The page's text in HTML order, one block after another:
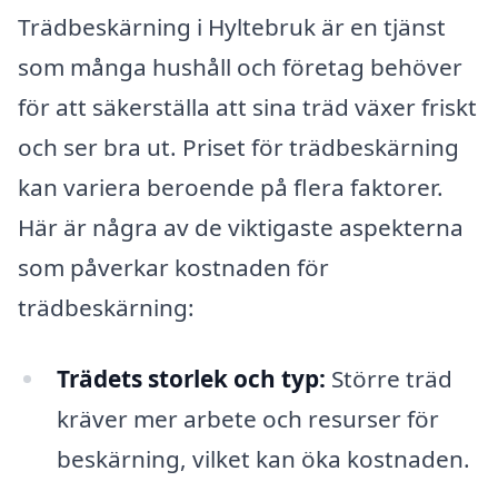
Trädbeskärning i Hyltebruk är en tjänst
som många hushåll och företag behöver
för att säkerställa att sina träd växer friskt
och ser bra ut. Priset för trädbeskärning
kan variera beroende på flera faktorer.
Här är några av de viktigaste aspekterna
som påverkar kostnaden för
trädbeskärning:
Trädets storlek och typ: Större träd
kräver mer arbete och resurser för
beskärning, vilket kan öka kostnaden.